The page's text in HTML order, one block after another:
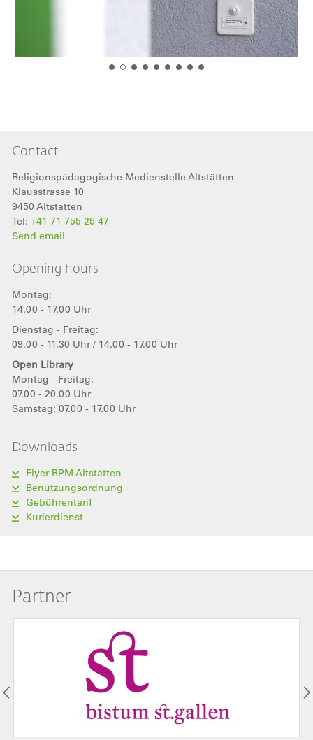
Contact
Religionspädagogische Medienstelle Altstätten
Klausstrasse 10
9450 Altstätten
Tel: +41 71 755 25 47
Send email
Opening hours
Montag:
14.00 - 17.00 Uhr
Dienstag - Freitag:
09.00 - 11.30 Uhr / 14.00 - 17.00 Uhr
Open Library
Montag - Freitag:
07.00 - 20.00 Uhr
Samstag: 07.00 - 17.00 Uhr
Downloads
Flyer RPM Altstätten
Benutzungsordnung
Gebührentarif
Kurierdienst
Partner